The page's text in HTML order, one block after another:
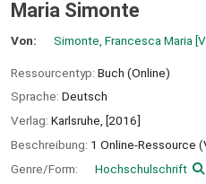
Maria Simonte
Von: Simonte, Francesca Maria
Ressourcentyp: Buch (Online)
Sprache: Deutsch
Verlag: Karlsruhe, [2016]
Beschreibung: 1 Online-Ressource
Genre/Form:
Hochschulschrift